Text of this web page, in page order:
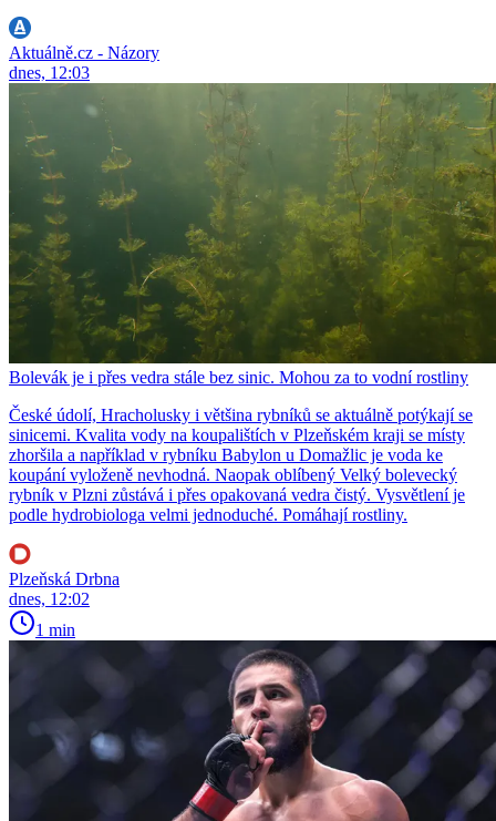
Aktuálně.cz - Názory
dnes, 12:03
Bolevák je i přes vedra stále bez sinic. Mohou za to vodní rostliny
České údolí, Hracholusky i většina rybníků se aktuálně potýkají se
sinicemi. Kvalita vody na koupalištích v Plzeňském kraji se místy
zhoršila a například v rybníku Babylon u Domažlic je voda ke
koupání vyloženě nevhodná. Naopak oblíbený Velký bolevecký
rybník v Plzni zůstává i přes opakovaná vedra čistý. Vysvětlení je
podle hydrobiologa velmi jednoduché. Pomáhají rostliny.
Plzeňská Drbna
dnes, 12:02
1 min